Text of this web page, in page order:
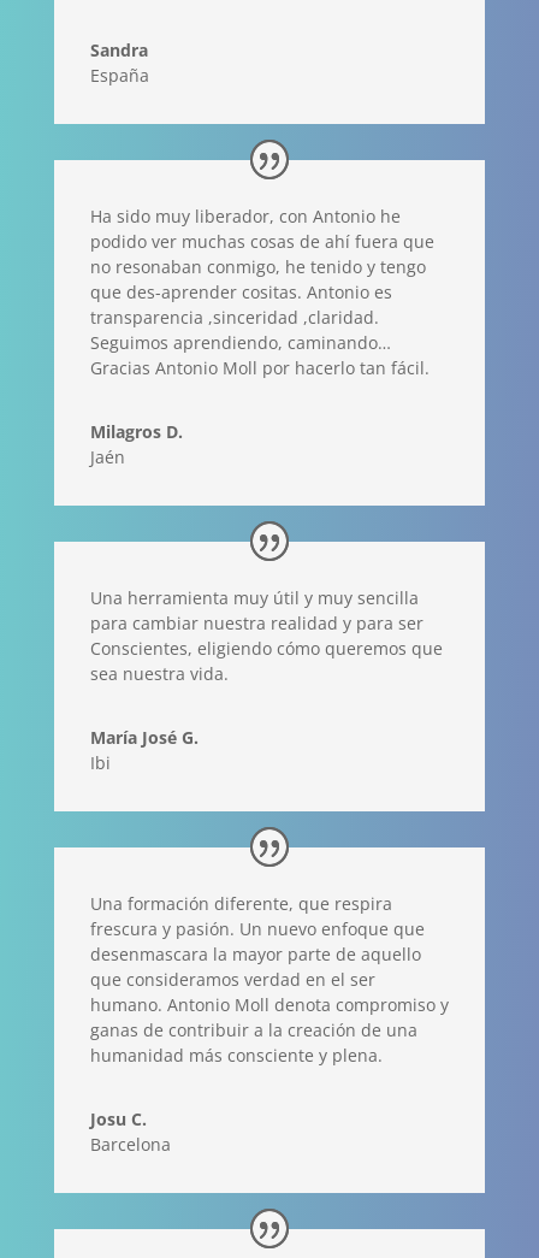
Sandra
España
Ha sido muy liberador, con Antonio he
podido ver muchas cosas de ahí fuera que
no resonaban conmigo, he tenido y tengo
que des-aprender cositas. Antonio es
transparencia ,sinceridad ,claridad.
Seguimos aprendiendo, caminando…
Gracias Antonio Moll por hacerlo tan fácil.
Milagros D.
Jaén
Una herramienta muy útil y muy sencilla
para cambiar nuestra realidad y para ser
Conscientes, eligiendo cómo queremos que
sea nuestra vida.
María José G.
Ibi
Una formación diferente, que respira
frescura y pasión. Un nuevo enfoque que
desenmascara la mayor parte de aquello
que consideramos verdad en el ser
humano. Antonio Moll denota compromiso y
ganas de contribuir a la creación de una
humanidad más consciente y plena.
Josu C.
Barcelona